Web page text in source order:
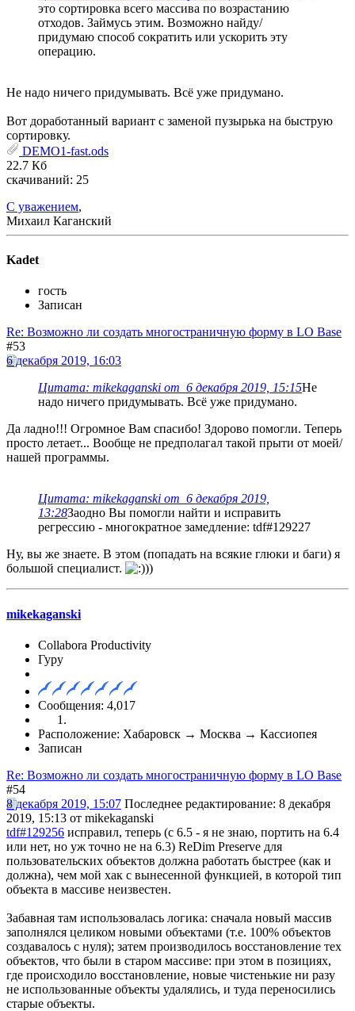
это сортировка всего массива по возрастанию
отходов. Займусь этим. Возможно найду/
придумаю способ сократить или ускорить эту
операцию.
Не надо ничего придумывать. Всё уже придумано.
Вот доработанный вариант с заменой пузырька на быструю
сортировку.
DEMO1-fast.ods
22.7 Кб
скачиваний: 25
С уважением,
Михаил Каганский
Kadet
гость
Записан
Re: Возможно ли создать многостраничную форму в LO Base
#53
6 декабря 2019, 16:03
Цитата: mikekaganski от 6 декабря 2019, 15:15Не
надо ничего придумывать. Всё уже придумано.
Да ладно!!! Огромное Вам спасибо! Здорово помогли. Теперь
просто летает... Вообще не предполагал такой прыти от моей/
нашей программы.
Цитата: mikekaganski от 6 декабря 2019,
13:28Заодно Вы помогли найти и исправить
регрессию - многократное замедление: tdf#129227
Ну, вы же знаете. В этом (попадать на всякие глюки и баги) я
большой специалист.
))
mikekaganski
Collabora Productivity
Гуру
Сообщения: 4,017
Расположение: Хабаровск → Москва → Кассиопея
Записан
Re: Возможно ли создать многостраничную форму в LO Base
#54
8 декабря 2019, 15:07 Последнее редактирование: 8 декабря
2019, 15:13 от mikekaganski
tdf#129256 исправил, теперь (с 6.5 - я не знаю, портить на 6.4
или нет, но уж точно не на 6.3) ReDim Preserve для
пользовательских объектов должна работать быстрее (как и
должна), чем мой хак с вынесенной функцией, в которой тип
объекта в массиве неизвестен.
Забавная там использовалась логика: сначала новый массив
заполнялся целиком новыми объектами (т.е. 100% объектов
создавалось с нуля); затем производилось восстановление тех
объектов, что были в старом массиве: при этом в позициях,
где происходило восстановление, новые чистенькие ни разу
не использованные объекты удалялись, и туда переносились
старые объекты.